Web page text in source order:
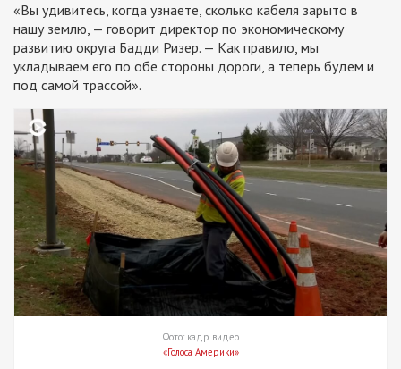
«Вы удивитесь, когда узнаете, сколько кабеля зарыто в
нашу землю, — говорит директор по экономическому
развитию округа Бадди Ризер. — Как правило, мы
укладываем его по обе стороны дороги, а теперь будем и
под самой трассой».
Фото: кадр видео
«Голоса Америки»